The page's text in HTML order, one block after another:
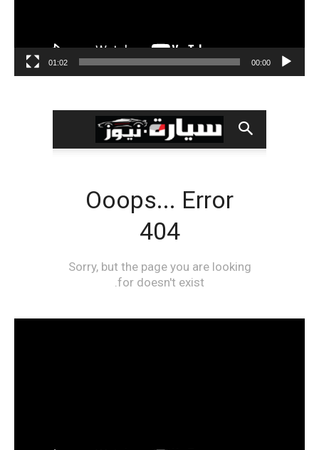
00:00
01:02